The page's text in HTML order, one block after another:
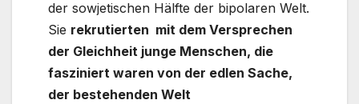
der sowjetischen Hälfte der bipolaren Welt.
Sie rekrutierten mit dem Versprechen
der Gleichheit junge Menschen, die
fasziniert waren von der edlen Sache,
der bestehenden Welt